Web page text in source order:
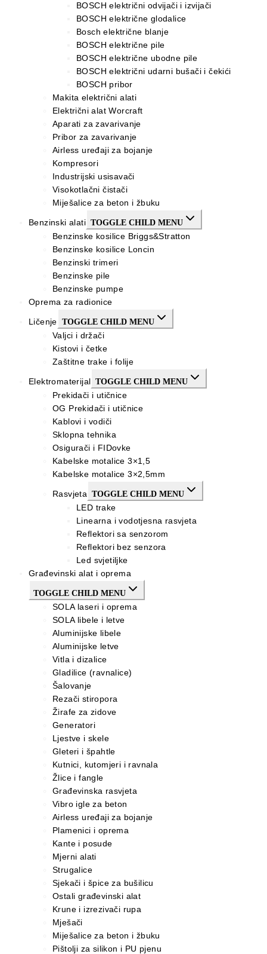
BOSCH električni odvijači i izvijači
BOSCH električne glodalice
Bosch električne blanje
BOSCH električne pile
BOSCH električne ubodne pile
BOSCH električni udarni bušači i čekići
BOSCH pribor
Makita električni alati
Električni alat Worcraft
Aparati za zavarivanje
Pribor za zavarivanje
Airless uređaji za bojanje
Kompresori
Industrijski usisavači
Visokotlačni čistači
Miješalice za beton i žbuku
Benzinski alati TOGGLE CHILD MENU
Benzinske kosilice Briggs&Stratton
Benzinske kosilice Loncin
Benzinski trimeri
Benzinske pile
Benzinske pumpe
Oprema za radionice
Ličenje TOGGLE CHILD MENU
Valjci i držači
Kistovi i četke
Zaštitne trake i folije
Elektromaterijal TOGGLE CHILD MENU
Prekidači i utičnice
OG Prekidači i utičnice
Kablovi i vodiči
Sklopna tehnika
Osigurači i FIDovke
Kabelske motalice 3×1,5
Kabelske motalice 3×2,5mm
Rasvjeta TOGGLE CHILD MENU
LED trake
Linearna i vodotjesna rasvjeta
Reflektori sa senzorom
Reflektori bez senzora
Led svjetiljke
Građevinski alat i oprema
TOGGLE CHILD MENU
SOLA laseri i oprema
SOLA libele i letve
Aluminijske libele
Aluminijske letve
Vitla i dizalice
Gladilice (ravnalice)
Šalovanje
Rezači stiropora
Žirafe za zidove
Generatori
Ljestve i skele
Gleteri i špahtle
Kutnici, kutomjeri i ravnala
Žlice i fangle
Građevinska rasvjeta
Vibro igle za beton
Airless uređaji za bojanje
Plamenici i oprema
Kante i posude
Mjerni alati
Strugalice
Sjekači i špice za bušilicu
Ostali građevinski alat
Krune i izrezivači rupa
Mješači
Miješalice za beton i žbuku
Pištolji za silikon i PU pjenu